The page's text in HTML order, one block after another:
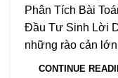
Phân Tích Bài
Đầu Tư Sinh Lời
những rào cản
CONTINUE